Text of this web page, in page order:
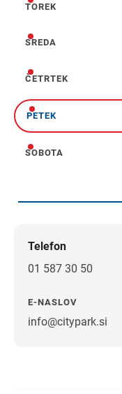
torek
TOREK
sreda
SREDA
četrtek
ČETRTEK
petek
PETEK
sobota
SOBOTA
Telefon
01 587 30 50
E-NASLOV
info@citypark.si